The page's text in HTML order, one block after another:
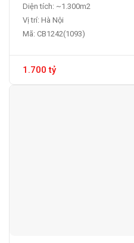
Diện tích: ~1.300m2
Vị trí: Hà Nội
Mã: CB1242(1093)
1.700 tỷ